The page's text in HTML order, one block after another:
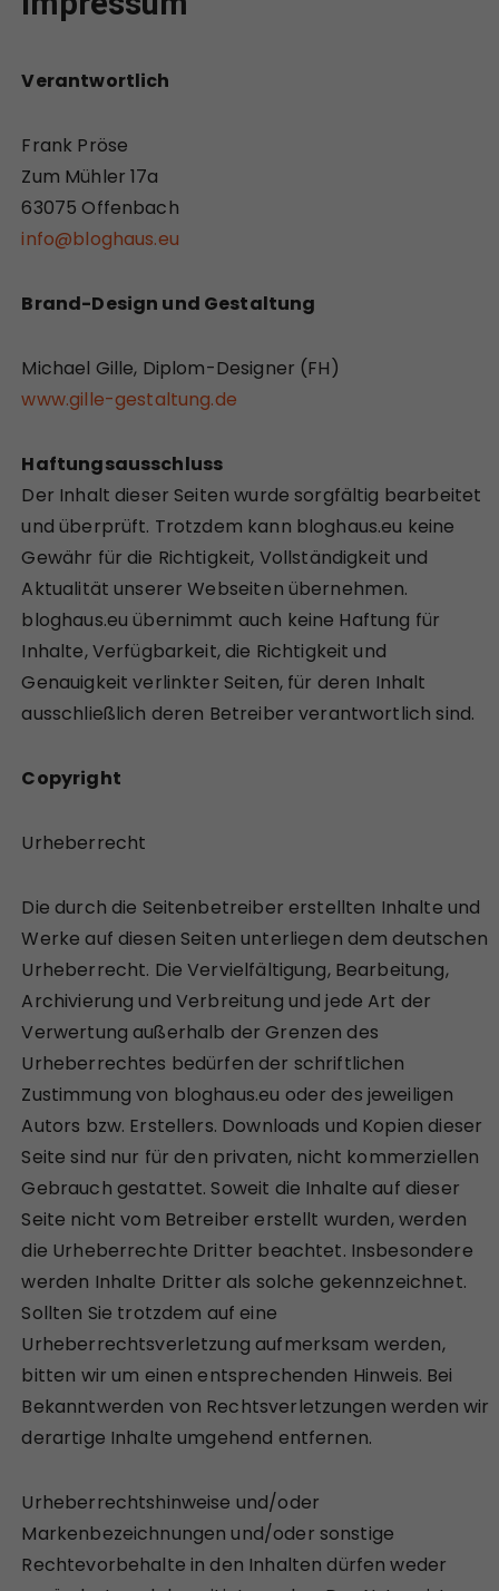
Verantwortlich
Frank Pröse
Zum Mühler 17a
63075 Offenbach
info@bloghaus.eu
Brand-Design und Gestaltung
Michael Gille, Diplom-Designer (FH)
www.gille-gestaltung.de
Haftungsausschluss
Der Inhalt dieser Seiten wurde sorgfältig bearbeitet
und überprüft. Trotzdem kann bloghaus.eu keine
Gewähr für die Richtigkeit, Vollständigkeit und
Aktualität unserer Webseiten übernehmen.
bloghaus.eu übernimmt auch keine Haftung für
Inhalte, Verfügbarkeit, die Richtigkeit und
Genauigkeit verlinkter Seiten, für deren Inhalt
ausschließlich deren Betreiber verantwortlich sind.
Copyright
Urheberrecht
Die durch die Seitenbetreiber erstellten Inhalte und
Werke auf diesen Seiten unterliegen dem deutschen
Urheberrecht. Die Vervielfältigung, Bearbeitung,
Archivierung und Verbreitung und jede Art der
Verwertung außerhalb der Grenzen des
Urheberrechtes bedürfen der schriftlichen
Zustimmung von bloghaus.eu oder des jeweiligen
Autors bzw. Erstellers. Downloads und Kopien dieser
Seite sind nur für den privaten, nicht kommerziellen
Gebrauch gestattet. Soweit die Inhalte auf dieser
Seite nicht vom Betreiber erstellt wurden, werden
die Urheberrechte Dritter beachtet. Insbesondere
werden Inhalte Dritter als solche gekennzeichnet.
Sollten Sie trotzdem auf eine
Urheberrechtsverletzung aufmerksam werden,
bitten wir um einen entsprechenden Hinweis. Bei
Bekanntwerden von Rechtsverletzungen werden wir
derartige Inhalte umgehend entfernen.
Urheberrechtshinweise und/oder
Markenbezeichnungen und/oder sonstige
Rechtevorbehalte in den Inhalten dürfen weder